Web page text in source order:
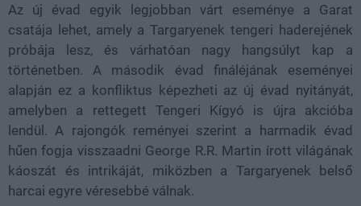
Az új évad egyik legjobban várt eseménye a Garat
csatája lehet, amely a Targaryenek tengeri haderejének
próbája lesz, és várhatóan nagy hangsúlyt kap a
történetben. A második évad fináléjának eseményei
alapján ez a konfliktus képezheti az új évad nyitányát,
amelyben a rettegett Tengeri Kígyó is újra akcióba
lendül. A rajongók reményei szerint a harmadik évad
hűen fogja visszaadni George R.R. Martin írott világának
káoszát és intrikáját, miközben a Targaryenek belső
harcai egyre véresebbé válnak.